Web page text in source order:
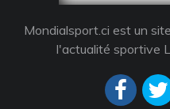
Mondialsport.ci est un
l'actualité sportive